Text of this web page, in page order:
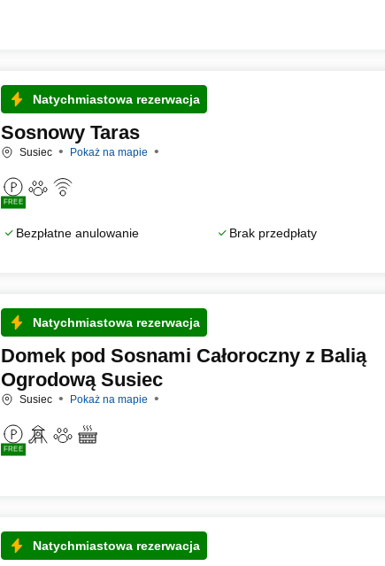
Natychmiastowa rezerwacja
Sosnowy Taras
Susiec Pokaż na mapie
FREE
Bezpłatne anulowanie Brak przedpłaty
Natychmiastowa rezerwacja
Domek pod Sosnami Całoroczny z Balią
Ogrodową Susiec
Susiec Pokaż na mapie
FREE
Natychmiastowa rezerwacja